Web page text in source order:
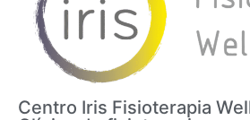
Centro Iris Fisioterapia